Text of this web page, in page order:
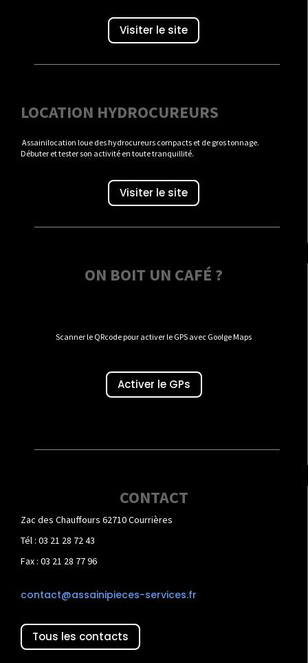
Visiter le site
LOCATION HYDROCUREURS
Assainilocation loue des hydrocureurs compacts et de gros tonnage.
Débuter et tester son activité en toute tranquillité.
Visiter le site
ON BOIT UN CAFÉ ?
Scanner le QRcode pour activer le GPS avec Goolge Maps
Activer le GPs
CONTACT
Zac des Chauffours 62710 Courrières
Tél : 03 21 28 72 43
Fax : 03 21 28 77 96
contact@assainipieces-services.fr
Tous les contacts